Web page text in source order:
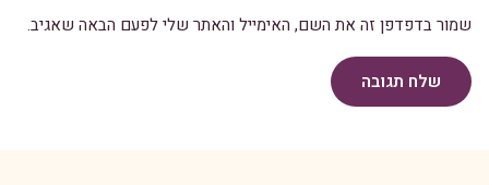
שמור בדפדפן זה את השם, האימייל והאתר שלי לפעם הבאה שאגיב.
שלח תגובה